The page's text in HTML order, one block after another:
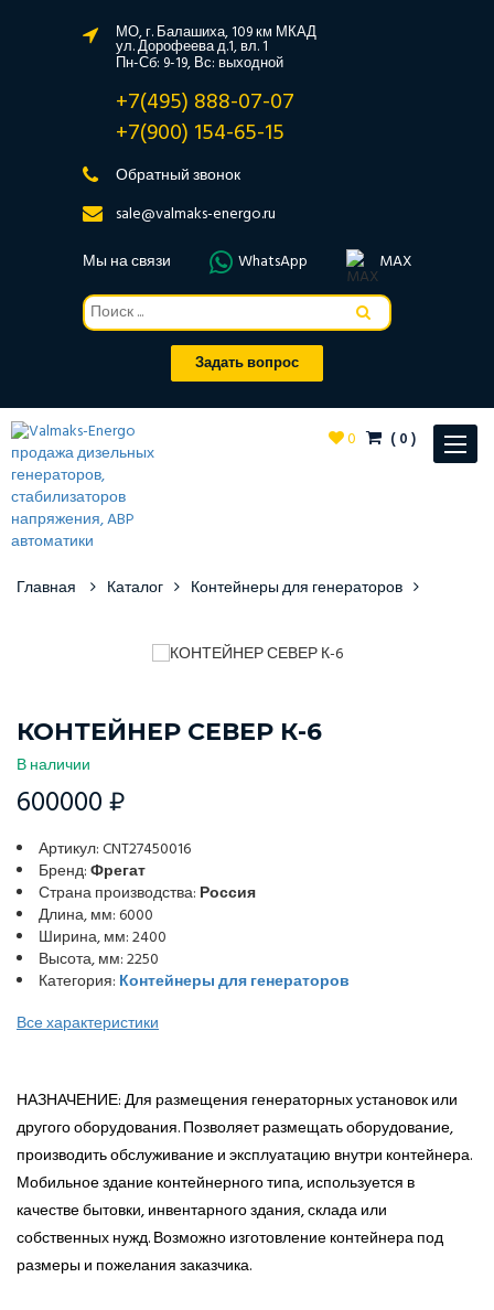
МО, г. Балашиха, 109 км МКАД
ул. Дорофеева д.1, вл. 1
Пн-Сб: 9-19, Вс: выходной
+7(495) 888-07-07
+7(900) 154-65-15
Обратный звонок
sale@valmaks-energo.ru
Мы на связи
WhatsApp MAX
Задать вопрос
Toggle
0 (0)
Главная Каталог Контейнеры для генераторов
КОНТЕЙНЕР СЕВЕР К-6
В наличии
600000 ₽
Артикул: CNT27450016
Бренд:Фрегат
Страна производства: Россия
Длина, мм: 6000
Ширина, мм: 2400
Высота, мм: 2250
Категория: Контейнеры для генераторов
Все характеристики
НАЗНАЧЕНИЕ: Для размещения генераторных установок или
другого оборудования. Позволяет размещать оборудование,
производить обслуживание и эксплуатацию внутри контейнера.
Мобильное здание контейнерного типа, используется в
качестве бытовки, инвентарного здания, склада или
собственных нужд. Возможно изготовление контейнера под
размеры и пожелания заказчика.